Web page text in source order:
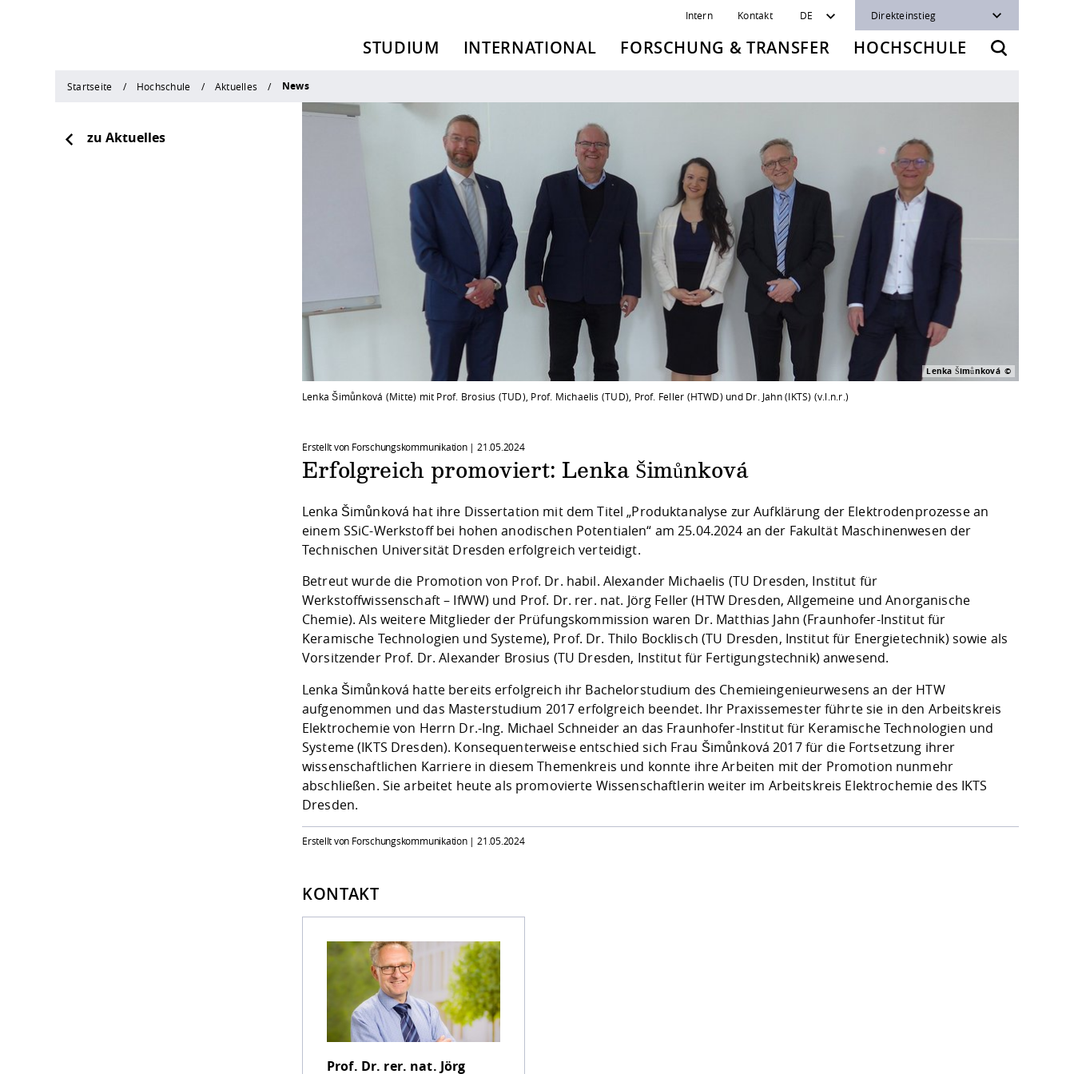
Intern Kontakt DE Direkteinstieg
STUDIUM INTERNATIONAL FORSCHUNG & TRANSFER HOCHSCHULE
Startseite Hochschule Aktuelles News
zu Aktuelles
Lenka Šimůnková
Lenka Šimůnková (Mitte) mit Prof. Brosius (TUD), Prof. Michaelis (TUD), Prof. Feller (HTWD) und Dr. Jahn (IKTS) (v.l.n.r.)
Erstellt von Forschungskommunikation | 21.05.2024
Erfolgreich promoviert: Lenka Šimůnková
Lenka Šimůnková hat ihre Dissertation mit dem Titel „Produktanalyse zur Aufklärung der Elektrodenprozesse an
einem SSiC-Werkstoff bei hohen anodischen Potentialen“ am 25.04.2024 an der Fakultät Maschinenwesen der
Technischen Universität Dresden erfolgreich verteidigt.
Betreut wurde die Promotion von Prof. Dr. habil. Alexander Michaelis (TU Dresden, Institut für
Werkstoffwissenschaft – IfWW) und Prof. Dr. rer. nat. Jörg Feller (HTW Dresden, Allgemeine und Anorganische
Chemie). Als weitere Mitglieder der Prüfungskommission waren Dr. Matthias Jahn (Fraunhofer-Institut für
Keramische Technologien und Systeme), Prof. Dr. Thilo Bocklisch (TU Dresden, Institut für Energietechnik) sowie als
Vorsitzender Prof. Dr. Alexander Brosius (TU Dresden, Institut für Fertigungstechnik) anwesend.
Lenka Šimůnková hatte bereits erfolgreich ihr Bachelorstudium des Chemieingenieurwesens an der HTW
aufgenommen und das Masterstudium 2017 erfolgreich beendet. Ihr Praxissemester führte sie in den Arbeitskreis
Elektrochemie von Herrn Dr.-Ing. Michael Schneider an das Fraunhofer-Institut für Keramische Technologien und
Systeme (IKTS Dresden). Konsequenterweise entschied sich Frau Šimůnková 2017 für die Fortsetzung ihrer
wissenschaftlichen Karriere in diesem Themenkreis und konnte ihre Arbeiten mit der Promotion nunmehr
abschließen. Sie arbeitet heute als promovierte Wissenschaftlerin weiter im Arbeitskreis Elektrochemie des IKTS
Dresden.
Erstellt von Forschungskommunikation | 21.05.2024
KONTAKT
Prof. Dr. rer. nat. Jörg